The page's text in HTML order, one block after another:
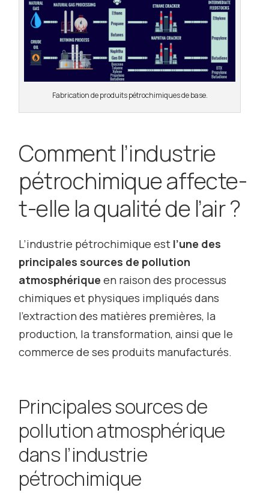
Fabrication de produits pétrochimiques de base.
Comment l’industrie
pétrochimique affecte-
t-elle la qualité de l’air ?
L’industrie pétrochimique est l’une des
principales sources de pollution
atmosphérique en raison des processus
chimiques et physiques impliqués dans
l’extraction des matières premières, la
production, la transformation, ainsi que le
commerce de ses produits manufacturés.
Principales sources de
pollution atmosphérique
dans l’industrie
pétrochimique